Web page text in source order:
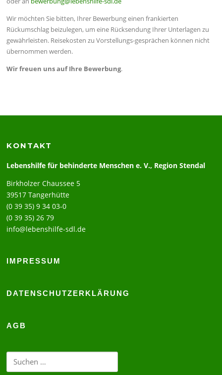
Wir möchten Sie bitten, Ihrer Bewerbung einen frankierten
Rückumschlag beizulegen, um eine Rücksendung Ihrer Unterlagen zu
gewährleisten. Reisekosten zu Vorstellungs-gesprächen können nicht
übernommen werden.
Wir freuen uns auf Ihre Bewerbung.
KONTAKT
Lebenshilfe für behinderte Menschen e. V., Region Stendal
Birkholzer Chaussee 5
39517 Tangerhütte
(0 39 35) 9 34 03-0
(0 39 35) 26 79
info@lebenshilfe-sdl.de
IMPRESSUM
DATENSCHUTZERKLÄRUNG
AGB
Suchen